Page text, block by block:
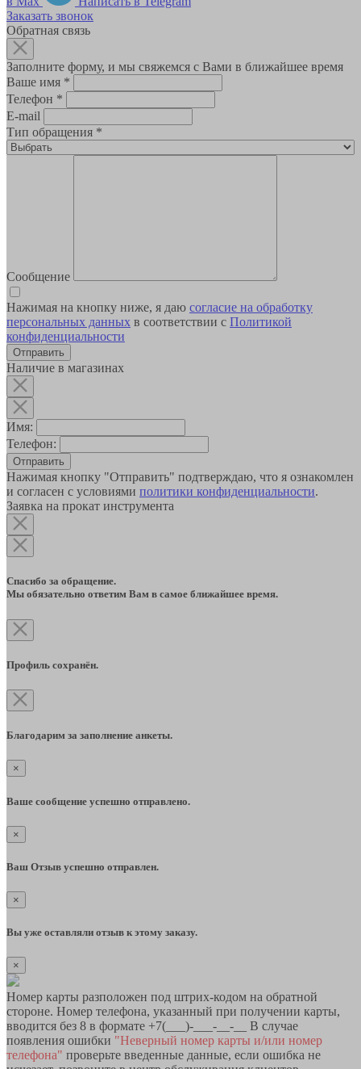
Заказать звонок
Обратная связь
Заполните форму, и мы свяжемся с Вами в ближайшее время
Ваше имя *
Телефон *
E-mail
Тип обращения *
Сообщение
Нажимая на кнопку ниже, я даю согласие на обработку
персональных данных в соответствии с Политикой
конфиденциальности
Наличие в магазинах
Имя:
Телефон:
Отправить
Нажимая кнопку "Отправить" подтверждаю, что я ознакомлен
и согласен с условиями политики конфиденциальности.
Заявка на прокат инструмента
Спасибо за обращение.
Мы обязательно ответим Вам в самое ближайшее время.
Профиль сохранён.
Благодарим за заполнение анкеты.
×
Ваше сообщение успешно отправлено.
×
Ваш Отзыв успешно отправлен.
×
Вы уже оставляли отзыв к этому заказу.
×
Номер карты разположен под штрих-кодом на обратной
стороне. Номер телефона, указанный при получении карты,
вводится без 8 в формате +7(___)-___-__-__ В случае
появления ошибки "Неверный номер карты и/или номер
телефона" проверьте введенные данные, если ошибка не